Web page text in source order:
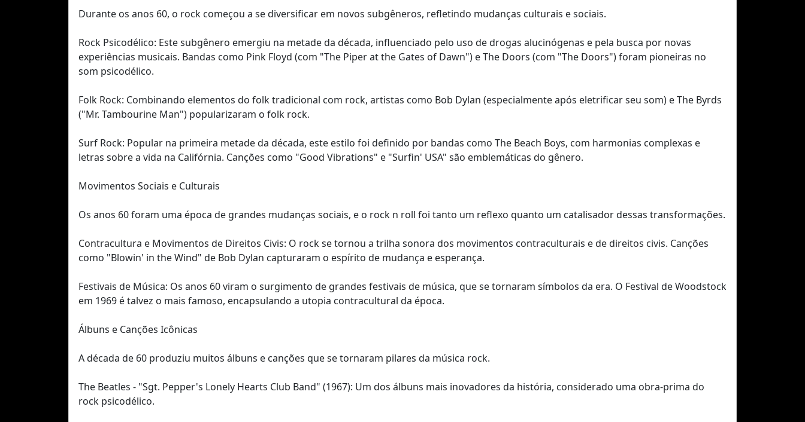
Durante os anos 60, o rock começou a se diversificar em novos subgêneros, refletindo mudanças culturais e sociais.
Rock Psicodélico: Este subgênero emergiu na metade da década, influenciado pelo uso de drogas alucinógenas e pela busca por novas
experiências musicais. Bandas como Pink Floyd (com "The Piper at the Gates of Dawn") e The Doors (com "The Doors") foram pioneiras no
som psicodélico.
Folk Rock: Combinando elementos do folk tradicional com rock, artistas como Bob Dylan (especialmente após eletrificar seu som) e The Byrds
("Mr. Tambourine Man") popularizaram o folk rock.
Surf Rock: Popular na primeira metade da década, este estilo foi definido por bandas como The Beach Boys, com harmonias complexas e
letras sobre a vida na Califórnia. Canções como "Good Vibrations" e "Surfin' USA" são emblemáticas do gênero.
Movimentos Sociais e Culturais
Os anos 60 foram uma época de grandes mudanças sociais, e o rock n roll foi tanto um reflexo quanto um catalisador dessas transformações.
Contracultura e Movimentos de Direitos Civis: O rock se tornou a trilha sonora dos movimentos contraculturais e de direitos civis. Canções
como "Blowin' in the Wind" de Bob Dylan capturaram o espírito de mudança e esperança.
Festivais de Música: Os anos 60 viram o surgimento de grandes festivais de música, que se tornaram símbolos da era. O Festival de Woodstock
em 1969 é talvez o mais famoso, encapsulando a utopia contracultural da época.
Álbuns e Canções Icônicas
A década de 60 produziu muitos álbuns e canções que se tornaram pilares da música rock.
The Beatles - "Sgt. Pepper's Lonely Hearts Club Band" (1967): Um dos álbuns mais inovadores da história, considerado uma obra-prima do
rock psicodélico.